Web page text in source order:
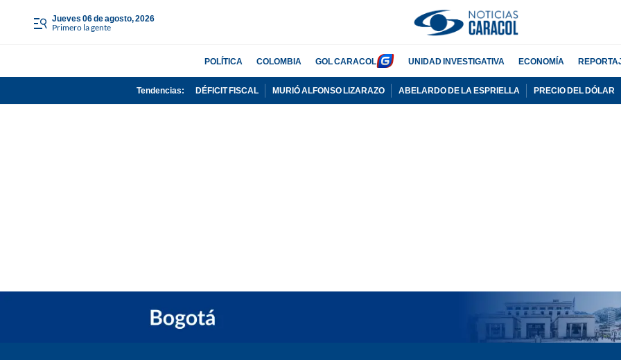
jueves 06 de agosto, 2026
Primero la gente
POLÍTICA COLOMBIA GOL CARACOL UNIDAD INVESTIGATIVA ECONOMÍA
Tendencias: DÉFICIT FISCAL MURIÓ ALFONSO LIZARAZO ABELARDO DE LA ESPRIELLA PRECIO DEL DÓLAR